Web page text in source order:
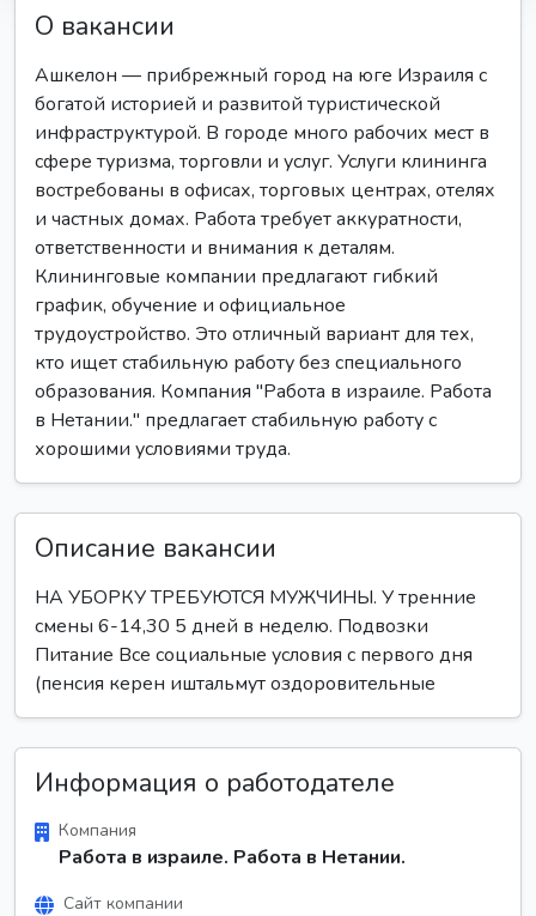
О вакансии
Ашкелон — прибрежный город на юге Израиля с
богатой историей и развитой туристической
инфраструктурой. В городе много рабочих мест в
сфере туризма, торговли и услуг. Услуги клининга
востребованы в офисах, торговых центрах, отелях
и частных домах. Работа требует аккуратности,
ответственности и внимания к деталям.
Клининговые компании предлагают гибкий
график, обучение и официальное
трудоустройство. Это отличный вариант для тех,
кто ищет стабильную работу без специального
образования. Компания "Работа в израиле. Работа
в Нетании." предлагает стабильную работу с
хорошими условиями труда.
Описание вакансии
НА УБОРКУ ТРЕБУЮТСЯ МУЖЧИНЫ. У тренние
смены 6-14,30 5 дней в неделю. Подвозки
Питание Все социальные условия с первого дня
(пенсия керен иштальмут оздоровительные
Информация о работодателе
Компания
Работа в израиле. Работа в Нетании.
Сайт компании